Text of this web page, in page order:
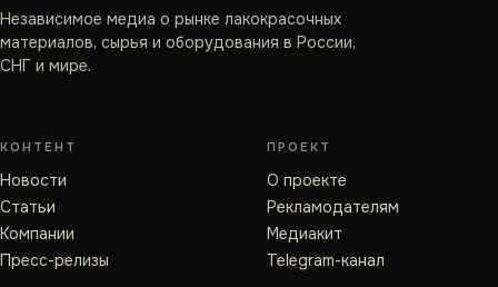
Независимое медиа о рынке лакокрасочных
материалов, сырья и оборудования в России,
СНГ и мире.
КОНТЕНТ
Новости
Статьи
Компании
Пресс-релизы
ПРОЕКТ
О проекте
Рекламодателям
Медиакит
Telegram-канал